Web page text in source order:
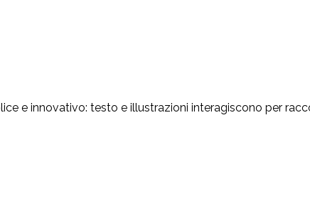
e innovativo: testo e illustrazioni interagiscono per